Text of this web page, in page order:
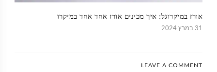
אורז במיקרוגל: איך מכינים אורז אחד אחד במיקרו
31 במרץ 2024
LEAVE A COMMENT